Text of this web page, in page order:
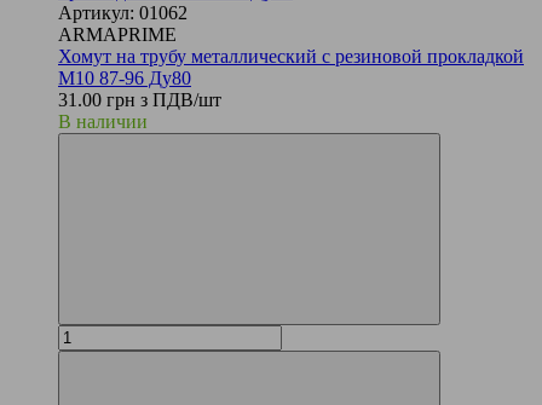
Артикул: 01062
ARMAPRIME
Хомут на трубу металлический с резиновой прокладкой
М10 87-96 Ду80
31.00 грн з ПДВ/шт
В наличии